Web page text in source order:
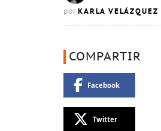
por KARLA VELÁZQUEZ
COMPARTIR
Facebook
Twitter